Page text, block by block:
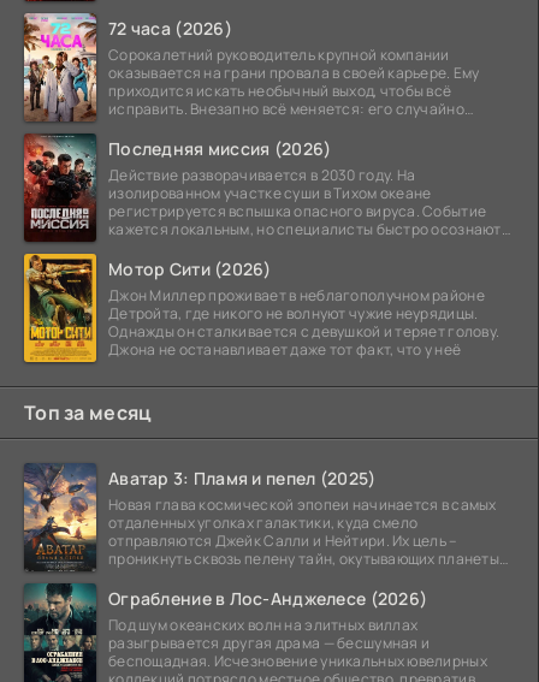
72 часа (2026)
Сорокалетний руководитель крупной компании
оказывается на грани провала в своей карьере. Ему
приходится искать необычный выход, чтобы всё
исправить. Внезапно всё меняется: его случайно
Последняя миссия (2026)
Действие разворачивается в 2030 году. На
изолированном участке суши в Тихом океане
регистрируется вспышка опасного вируса. Событие
кажется локальным, но специалисты быстро осознают:
Мотор Сити (2026)
Джон Миллер проживает в неблагополучном районе
Детройта, где никого не волнуют чужие неурядицы.
Однажды он сталкивается с девушкой и теряет голову.
Джона не останавливает даже тот факт, что у неё
Топ за месяц
Аватар 3: Пламя и пепел (2025)
Новая глава космической эпопеи начинается в самых
отдаленных уголках галактики, куда смело
отправляются Джейк Салли и Нейтири. Их цель –
проникнуть сквозь пелену тайн, окутывающих планеты
Ограбление в Лос-Анджелесе (2026)
Под шум океанских волн на элитных виллах
разыгрывается другая драма — бесшумная и
беспощадная. Исчезновение уникальных ювелирных